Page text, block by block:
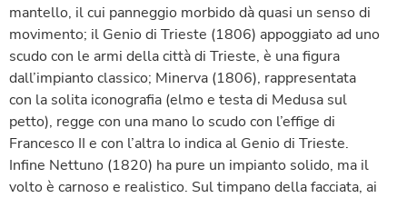
mantello, il cui panneggio morbido dà quasi un senso di
movimento; il Genio di Trieste (1806) appoggiato ad uno
scudo con le armi della città di Trieste, è una figura
dall’impianto classico; Minerva (1806), rappresentata
con la solita iconografia (elmo e testa di Medusa sul
petto), regge con una mano lo scudo con l’effige di
Francesco II e con l’altra lo indica al Genio di Trieste.
Infine Nettuno (1820) ha pure un impianto solido, ma il
volto è carnoso e realistico. Sul timpano della facciata, ai